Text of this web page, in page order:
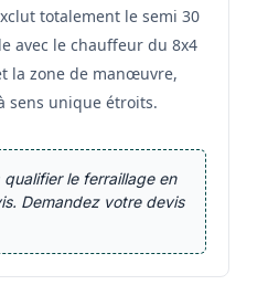
totalement le semi 30
avec le chauffeur du 8x4
la zone de manœuvre,
sens unique étroits.
qualifier le ferraillage en
Demandez votre devis